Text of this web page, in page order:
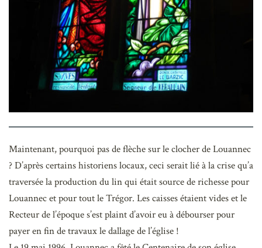
Maintenant, pourquoi pas de flèche sur le clocher de Louannec
? D’après certains historiens locaux, ceci serait lié à la crise qu’a
traversée la production du lin qui était source de richesse pour
Louannec et pour tout le Trégor. Les caisses étaient vides et le
Recteur de l’époque s’est plaint d’avoir eu à débourser pour
payer en fin de travaux le dallage de l’église !